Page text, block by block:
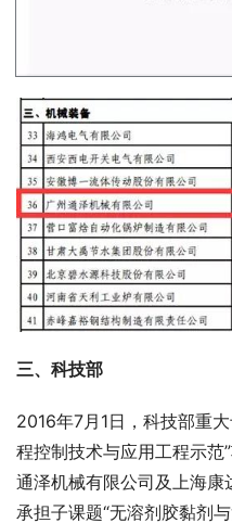
三、科技部
2016年7月1日，科技部重
程控制技术与应用工程示范
通泽机械有限公司及上海
承担子课题“无溶剂胶黏剂